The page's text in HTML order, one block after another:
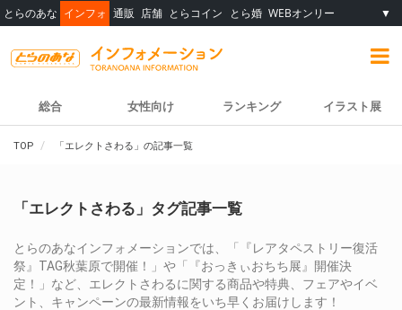
とらのあな インフォ 通販 店舗 とらコイン とら婚 WEBオンリー ▼
総合 女性向け ランキング イラスト展
TOP 「エレクトさわる」の記事一覧
「エレクトさわる」タグ記事一覧
とらのあなインフォメーションでは、「『レアタペストリー復活
祭』TAG秋葉原で開催！」や「『おっきぃおちち展』開催決
定！」など、エレクトさわるに関する商品や特典、フェアやイベ
ント、キャンペーンの最新情報をいち早くお届けします！